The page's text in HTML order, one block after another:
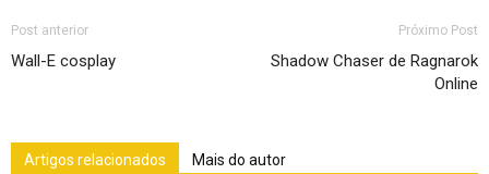
Post anterior
Wall-E cosplay
Próximo Post
Shadow Chaser de Ragnarok
Online
Artigos relacionados Mais do autor